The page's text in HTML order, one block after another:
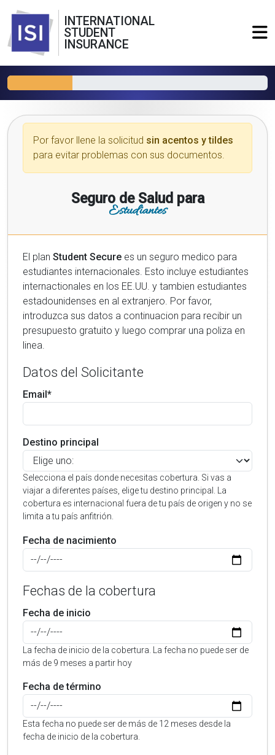
INTERNATIONAL
STUDENT
INSURANCE
Por favor llene la solicitud sin acentos y tildes
para evitar problemas con sus documentos.
Seguro de Salud para
Estudiantes
El plan Student Secure es un seguro medico para
estudiantes internacionales. Esto incluye estudiantes
internactionales en los EE.UU. y tambien estudiantes
estadounidenses en al extranjero. Por favor,
introduzca sus datos a continuacion para recibir un
presupuesto gratuito y luego comprar una poliza en
linea.
Datos del Solicitante
Email*
Destino principal
Selecciona el país donde necesitas cobertura. Si vas a
viajar a diferentes países, elige tu destino principal. La
cobertura es internacional fuera de tu país de origen y no se
limita a tu país anfitrión.
Fecha de nacimiento
Fechas de la cobertura
Fecha de inicio
La fecha de inicio de la cobertura. La fecha no puede ser de
más de 9 meses a partir hoy
Fecha de término
Esta fecha no puede ser de más de 12 meses desde la
fecha de inicio de la cobertura.